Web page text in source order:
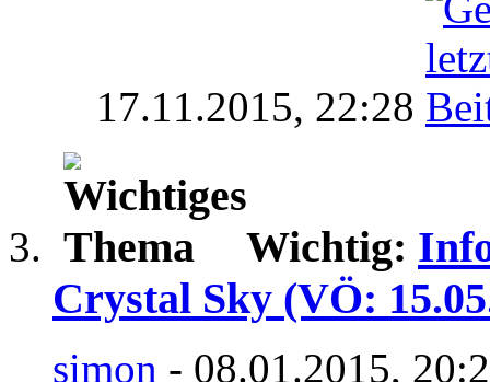
17.11.2015, 22:28
Wichtig:
Crystal Sky (VÖ:
simon - 08.01.2015,